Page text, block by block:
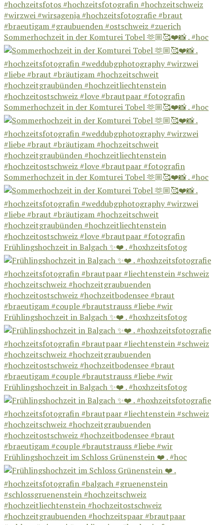
Sommerhochzeit in der Komturei Tobel 🫶🏼🥰❤️📸 . #hoc
Sommerhochzeit in der Komturei Tobel 🫶🏼🥰❤️📸 . #hoc
Sommerhochzeit in der Komturei Tobel 🫶🏼🥰❤️📸 . #hoc
Frühlingshochzeit in Balgach ✨❤️ . #hoxhzeitsfotog
Frühlingshochzeit in Balgach ✨❤️ . #hoxhzeitsfotog
Frühlingshochzeit in Balgach ✨❤️ . #hoxhzeitsfotog
Frühlingshochzeit im Schloss Grünenstein ❤️ . #hoc